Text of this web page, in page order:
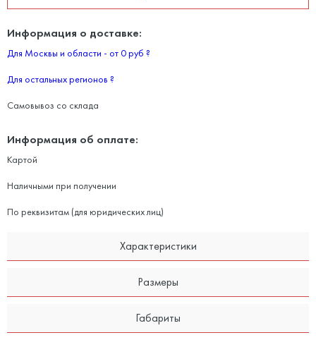
Информация о доставке:
Для Москвы и области - от 0 руб ?
Для остальных регионов ?
Самовывоз со склада
Информация об оплате:
Картой
Наличными при получении
По реквизитам (для юридических лиц)
Характеристики
Размеры
Габариты